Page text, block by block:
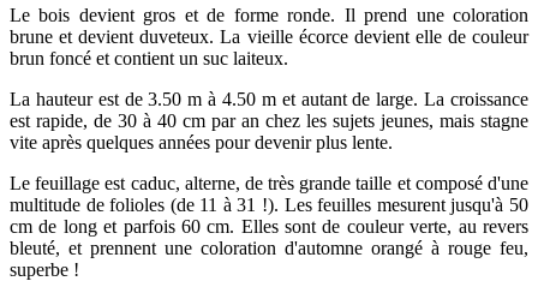
Le bois devient gros et de forme ronde. Il prend une coloration
brune et devient duveteux. La vieille écorce devient elle de couleur
brun foncé et contient un suc laiteux.
La hauteur est de 3.50 m à 4.50 m et autant de large. La croissance
est rapide, de 30 à 40 cm par an chez les sujets jeunes, mais stagne
vite après quelques années pour devenir plus lente.
Le feuillage est caduc, alterne, de très grande taille et composé d'une
multitude de folioles (de 11 à 31 !). Les feuilles mesurent jusqu'à 50
cm de long et parfois 60 cm. Elles sont de couleur verte, au revers
bleuté, et prennent une coloration d'automne orangé à rouge feu,
superbe !